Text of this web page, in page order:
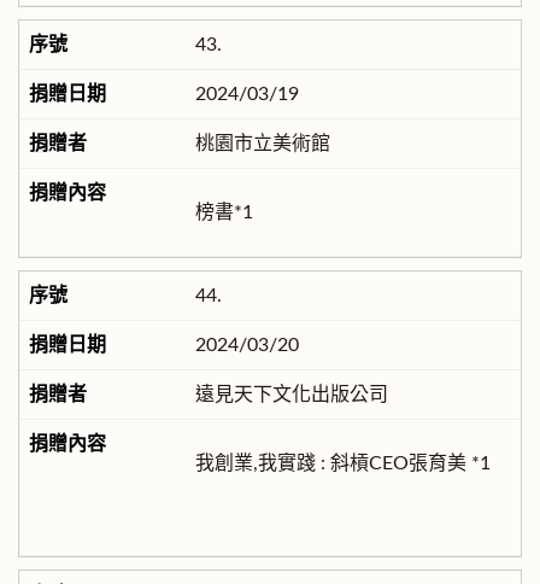
43.
2024/03/19
桃園市立美術館
榜書*1
44.
2024/03/20
遠見天下文化出版公司
我創業,我實踐 : 斜槓CEO張育美 *1